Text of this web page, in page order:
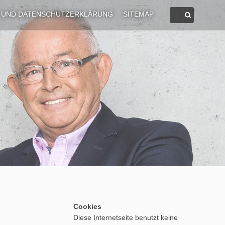
SITEMAP
DATENSCHUTZERKLÄRUNG
Cookies
Diese Internetseite benutzt keine